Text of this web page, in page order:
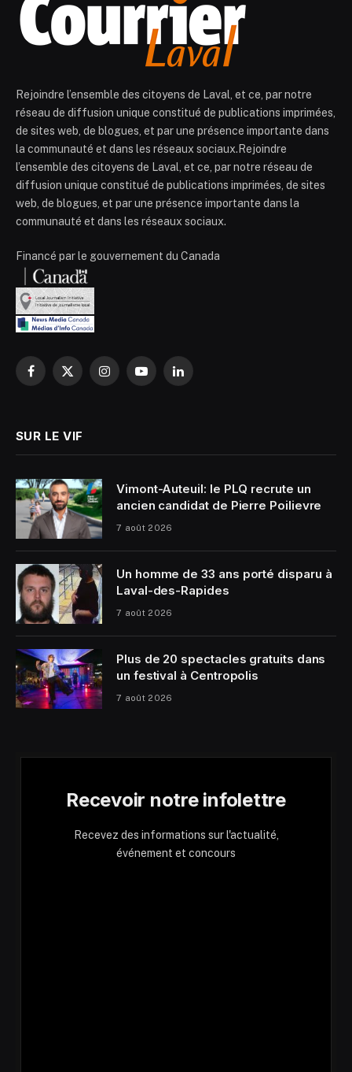
Rejoindre l’ensemble des citoyens de Laval, et ce, par notre
réseau de diffusion unique constitué de publications imprimées,
de sites web, de blogues, et par une présence importante dans
la communauté et dans les réseaux sociaux.Rejoindre
l’ensemble des citoyens de Laval, et ce, par notre réseau de
diffusion unique constitué de publications imprimées, de sites
web, de blogues, et par une présence importante dans la
communauté et dans les réseaux sociaux.
Financé par le gouvernement du Canada
Facebook
X
InstagramYouTubeLinkedIn
SUR LE VIF
Vimont-Auteuil: le PLQ recrute un
ancien candidat de Pierre Poilievre
7 août 2026
Un homme de 33 ans porté disparu à
Laval-des-Rapides
7 août 2026
Plus de 20 spectacles gratuits dans
un festival à Centropolis
7 août 2026
Recevoir notre infolettre
Recevez des informations sur l'actualité,
événement et concours